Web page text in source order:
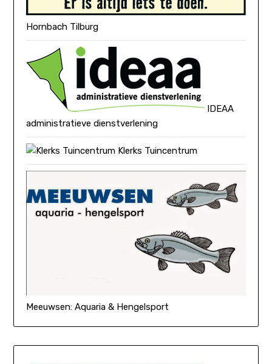
Hornbach Tilburg
IDEAA
administratieve dienstverlening
Klerks Tuincentrum
Meeuwsen: Aquaria & Hengelsport